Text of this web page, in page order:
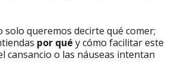
solo queremos decirte qué comer;
por qué y cómo facilitar este
cansancio o las náuseas intentan